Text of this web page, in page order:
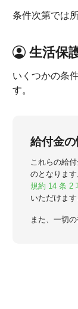
条件次第では
生活保
いくつかの条
す。
給付金
これらの給
のとなりま
規約 14 条 2
いただけます
また、一切